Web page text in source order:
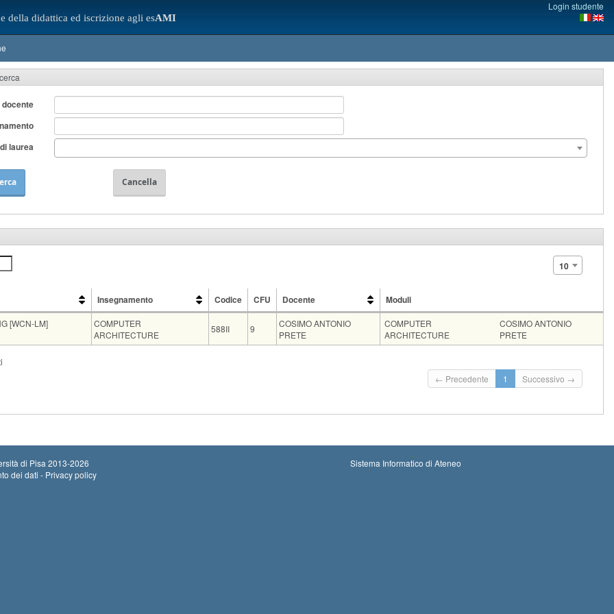
della didattica ed iscrizione agli esAMI
Login studente
docente
laurea
Cancella
10
Insegnamento Codice CFU Docente
Moduli
Insegnamento Docente Moduli
[WCN-LM]
COMPUTER
ARCHITECTURE
588II 9
COSIMO ANTONIO
PRETE
COMPUTER
ARCHITECTURE
COSIMO ANTONIO
PRETE
Iscrizioni chiuse
← Precedente
1 Successivo →
di Pisa 2013-2026
dei dati - Privacy policy
Sistema Informatico di Ateneo